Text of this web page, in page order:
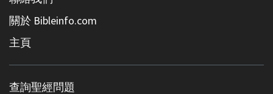
關於 Bibleinfo.com
主頁
查詢聖經問題